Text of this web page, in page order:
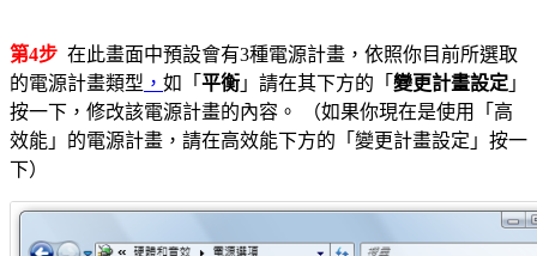
第4步 在此畫面中預設會有3種電源計畫，依照你目前所選取
的電源計畫類型 ， 如「 平衡 」請在其下方的「 變更計畫設定 」
按一下，修改該電源計畫的內容。 （如果你現在是使用「高
效能」的電源計畫，請在高效能下方的「變更計畫設定」按一
下）